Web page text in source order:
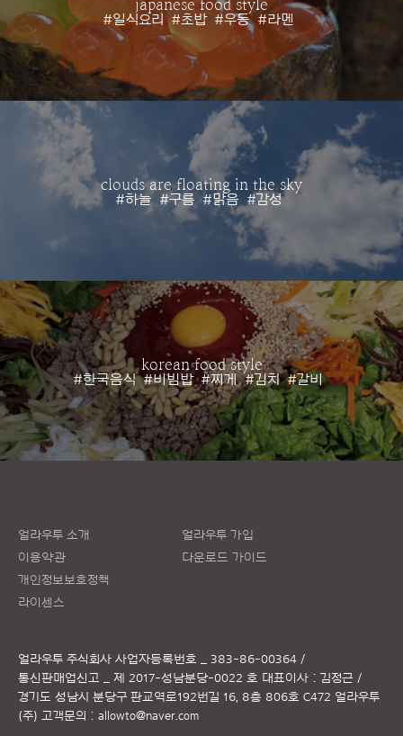
japanese food style
#일식요리 #초밥 #우동 #라멘
clouds are floating in the sky
#하늘 #구름 #맑음 #감성
korean food style
#한국음식 #비빔밥 #찌게 #김치 #갈비
얼라우투 소개
이용약관
개인정보보호정책
라이센스
얼라우투 가입
다운로드 가이드
얼라우투 주식회사 사업자등록번호 _ 383-86-00364 /
통신판매업신고 _ 제 2017-성남분당-0022 호 대표이사 : 김정근 /
경기도 성남시 분당구 판교역로192번길 16, 8층 806호 C472 얼라우투
(주) 고객문의 : allowto@naver.com